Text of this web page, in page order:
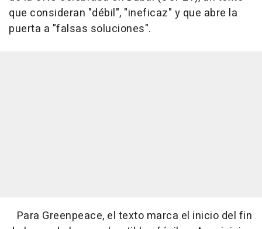
que consideran "débil", "ineficaz" y que abre la
puerta a "falsas soluciones".
Para Greenpeace, el texto marca el inicio del fin